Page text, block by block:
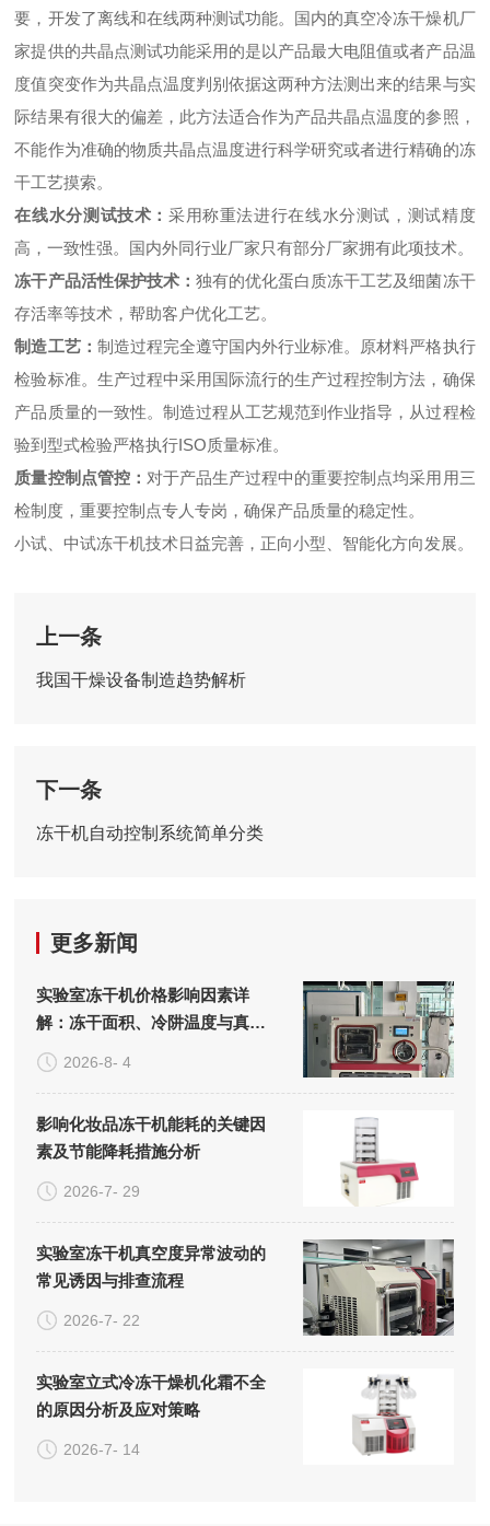
要，开发了离线和在线两种测试功能。国内的真空冷冻干燥机厂
家提供的共晶点测试功能采用的是以产品最大电阻值或者产品温
度值突变作为共晶点温度判别依据这两种方法测出来的结果与实
际结果有很大的偏差，此方法适合作为产品共晶点温度的参照，
不能作为准确的物质共晶点温度进行科学研究或者进行精确的冻
干工艺摸索。
在线水分测试技术：采用称重法进行在线水分测试，测试精度
高，一致性强。国内外同行业厂家只有部分厂家拥有此项技术。
冻干产品活性保护技术： 独有的优化蛋白质冻干工艺及细菌冻干
存活率等技术，帮助客户优化工艺。
制造工艺： 制造过程完全遵守国内外行业标准。原材料严格执行
检验标准。生产过程中采用国际流行的生产过程控制方法，确保
产品质量的一致性。制造过程从工艺规范到作业指导，从过程检
验到型式检验严格执行ISO质量标准。
质量控制点管控： 对于产品生产过程中的重要控制点均采用用三
检制度，重要控制点专人专岗，确保产品质量的稳定性。
小试、中试冻干机技术日益完善，正向小型、智能化方向发展。
上一条
我国干燥设备制造趋势解析
下一条
冻干机自动控制系统简单分类
更多新闻
实验室冻干机价格影响因素详
解：冻干面积、冷阱温度与真空
系统的成本构成
2026-8- 4
影响化妆品冻干机能耗的关键因
素及节能降耗措施分析
2026-7- 29
实验室冻干机真空度异常波动的
常见诱因与排查流程
2026-7- 22
实验室立式冷冻干燥机化霜不全
的原因分析及应对策略
2026-7- 14